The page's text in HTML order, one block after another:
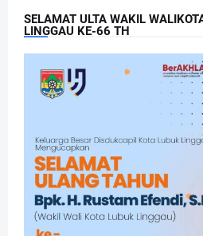
SELAMAT ULTA WAKIL
LINGGAU KE-66 TH